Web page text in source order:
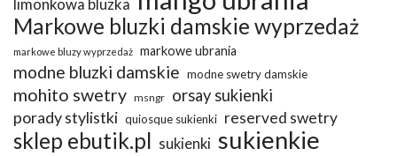
limonkowa bluzka
Markowe bluzki damskie wyprzedaż
markowe bluzy wyprzedaż markowe ubrania
modne bluzki damskie modne swetry damskie
mohito swetry msngr orsay sukienki
porady stylistki quiosque sukienki reserved swetry
sklep ebutik.pl sukienki sukienkie